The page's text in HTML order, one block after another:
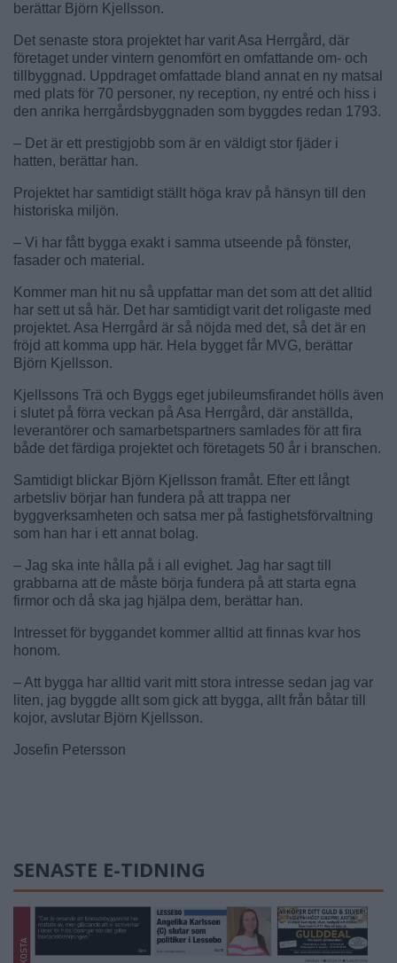
berättar Björn Kjellsson.
Det senaste stora projektet har varit Asa Herrgård, där
företaget under vintern genomfört en omfattande om- och
tillbyggnad. Uppdraget omfattade bland annat en ny matsal
med plats för 70 personer, ny reception, ny entré och hiss i
den anrika herrgårdsbyggnaden som byggdes redan 1793.
– Det är ett prestigjobb som är en väldigt stor fjäder i
hatten, berättar han.
Projektet har samtidigt ställt höga krav på hänsyn till den
historiska miljön.
– Vi har fått bygga exakt i samma utseende på fönster,
fasader och material.
Kommer man hit nu så uppfattar man det som att det alltid
har sett ut så här. Det har samtidigt varit det roligaste med
projektet. Asa Herrgård är så nöjda med det, så det är en
fröjd att komma upp här. Hela bygget får MVG, berättar
Björn Kjellsson.
Kjellssons Trä och Byggs eget jubileumsfirandet hölls även
i slutet på förra veckan på Asa Herrgård, där anställda,
leverantörer och samarbetspartners samlades för att fira
både det färdiga projektet och företagets 50 år i branschen.
Samtidigt blickar Björn Kjellsson framåt. Efter ett långt
arbetsliv börjar han fundera på att trappa ner
byggverksamheten och satsa mer på fastighetsförvaltning
som han har i ett annat bolag.
– Jag ska inte hålla på i all evighet. Jag har sagt till
grabbarna att de måste börja fundera på att starta egna
firmor och då ska jag hjälpa dem, berättar han.
Intresset för byggandet kommer alltid att finnas kvar hos
honom.
– Att bygga har alltid varit mitt stora intresse sedan jag var
liten, jag byggde allt som gick att bygga, allt från båtar till
kojor, avslutar Björn Kjellsson.
Josefin Petersson
SENASTE E-TIDNING